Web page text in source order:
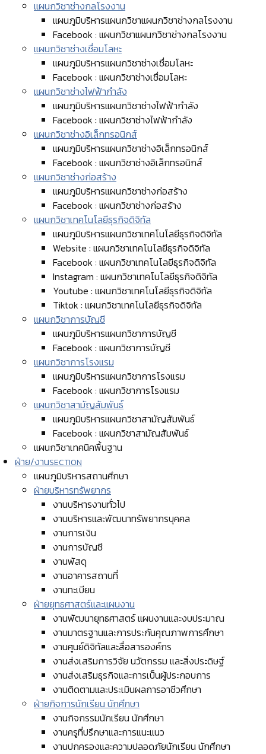
แผนกวิชาช่างกลโรงงาน
แผนภูมิบริหารแผนกวิชาแผนกวิชาช่างกลโรงงาน
Facebook : แผนกวิชาแผนกวิชาช่างกลโรงงาน
แผนกวิชาช่างเชื่อมโลหะ
แผนภูมิบริหารแผนกวิชาช่างเชื่อมโลหะ
Facebook : แผนกวิชาช่างเชื่อมโลหะ
แผนกวิชาช่างไฟฟ้ากำลัง
แผนภูมิบริหารแผนกวิชาช่างไฟฟ้ากำลัง
Facebook : แผนกวิชาช่างไฟฟ้ากำลัง
แผนกวิชาช่างอิเล็กทรอนิกส์
แผนภูมิบริหารแผนกวิชาช่างอิเล็กทรอนิกส์
Facebook : แผนกวิชาช่างอิเล็กทรอนิกส์
แผนกวิชาช่างก่อสร้าง
แผนภูมิบริหารแผนกวิชาช่างก่อสร้าง
Facebook : แผนกวิชาช่างก่อสร้าง
แผนกวิชาเทคโนโลยีธุรกิจดิจิทัล
แผนภูมิบริหารแผนกวิชาเทคโนโลยีธุรกิจดิจิทัล
Website : แผนกวิชาเทคโนโลยีธุรกิจดิจิทัล
Facebook : แผนกวิชาเทคโนโลยีธุรกิจดิจิทัล
Instagram : แผนกวิชาเทคโนโลยีธุรกิจดิจิทัล
Youtube : แผนกวิชาเทคโนโลยีธุรกิจดิจิทัล
Tiktok : แผนกวิชาเทคโนโลยีธุรกิจดิจิทัล
แผนกวิชาการบัญชี
แผนภูมิบริหารแผนกวิชาการบัญชี
Facebook : แผนกวิชาการบัญชี
แผนกวิชาการโรงแรม
แผนภูมิบริหารแผนกวิชาการโรงแรม
Facebook : แผนกวิชาการโรงแรม
แผนกวิชาสามัญสัมพันธ์
แผนภูมิบริหารแผนกวิชาสามัญสัมพันธ์
Facebook : แผนกวิชาสามัญสัมพันธ์
แผนกวิชาเทคนิคพื้นฐาน
ฝ่าย/งานSECTION
แผนภูมิบริหารสถานศึกษา
ฝ่ายบริหารทรัพยากร
งานบริหารงานทั่วไป
งานบริหารและพัฒนาทรัพยากรบุคคล
งานการเงิน
งานการบัญชี
งานพัสดุ
งานอาคารสถานที่
งานทะเบียน
ฝ่ายยุทธศาสตร์และแผนงาน
งานพัฒนายุทธศาสตร์ แผนงานและงบประมาณ
งานมาตรฐานและการประกันคุณภาพการศึกษา
งานศูนย์ดิจิทัลและสื่อสารองค์กร
งานส่งเสริมการวิจัย นวัตกรรม และสิ่งประดิษฐ์
งานส่งเสริมธุรกิจและการเป็นผู้ประกอบการ
งานติดตามและประเมินผลการอาชีวศึกษา
ฝ่ายกิจการนักเรียน นักศึกษา
งานกิจกรรมนักเรียน นักศึกษา
งานครูที่ปรึกษาและการแนะแนว
งานปกครองและความปลอดภัยนักเรียน นักศึกษา